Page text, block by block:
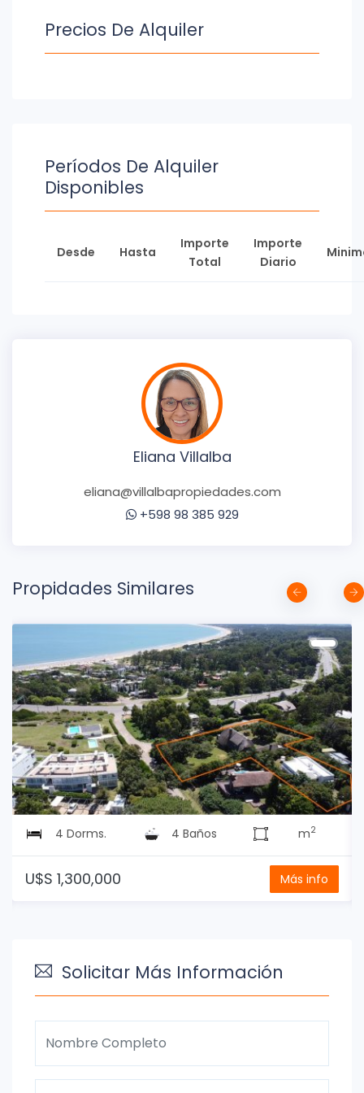
Precios De Alquiler
Períodos De Alquiler
Disponibles
Desde Hasta
Importe
Total
Importe
Diario
Eliana Villalba
eliana@villalbapropiedades.com
+598 98 385 929
Propidades Similares
4 Dorms. 4 Baños m2
U$S 1,300,000 Más info
Solicitar Más Información